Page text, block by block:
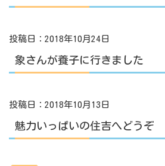
投稿日：2018年10月24日
象さんが養子に行きました
投稿日：2018年10月13日
魅力いっぱいの住吉へどうぞ